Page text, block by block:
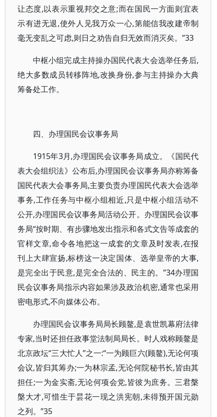
让态度,以表示重视邦交之意;而在国民一方面则宜表
示有进无退,使外人见我万众一心,第能信我改建帝制
毫无变乱之可虑,则日之劝告自归无效而消灭矣。”33
中枢小组完成主持操办国民代表大会选举任务后,
绝大多数成员转移阵地,改换身份,参与主持操办大典
筹备处工作。
四、办理国民会议事务局
1915年3月,办理国民会议事务局成立。《国民代
表大会组织法》公布后,办理国民会议事务局亦称筹备
国民代表大会事务局,主要负责办理国民代表大会选举
事务,工作任务与中枢小组相近,只是中枢小组活动不
公开,办理国民会议事务局活动公开。办理国民会议事
务局“按时期、有步骤地发出指示和各式文告等成套的
官样文章,命令各地把这一成套的文章及时发表,在报
刊上大肆宣扬,标榜这一决定国体、选举皇帝的大事,
是完全出于民意,是完全合法的、民主的。”34办理国
民会议事务局指示内容如果涉及政治机密,通常也采用
密电形式,不向媒体公布。
办理国民会议事务局局长顾鳌,是袁世凯幕府法律
专家,当时还担任政事堂法制局局长。时人戏称顾鳌是
北京政坛“三大忙人”之一:“一为顾巨六(顾鳌),无论何项
会议,皆归其筹办;一为林宗孟,无论何院秘书长,皆由其
担任;一为金实斋,无论何项会党,皆彼为庶务。三君槃
槃大才,可惜生于昙花一现之洪宪朝,未得预开国元勋
之列。”35